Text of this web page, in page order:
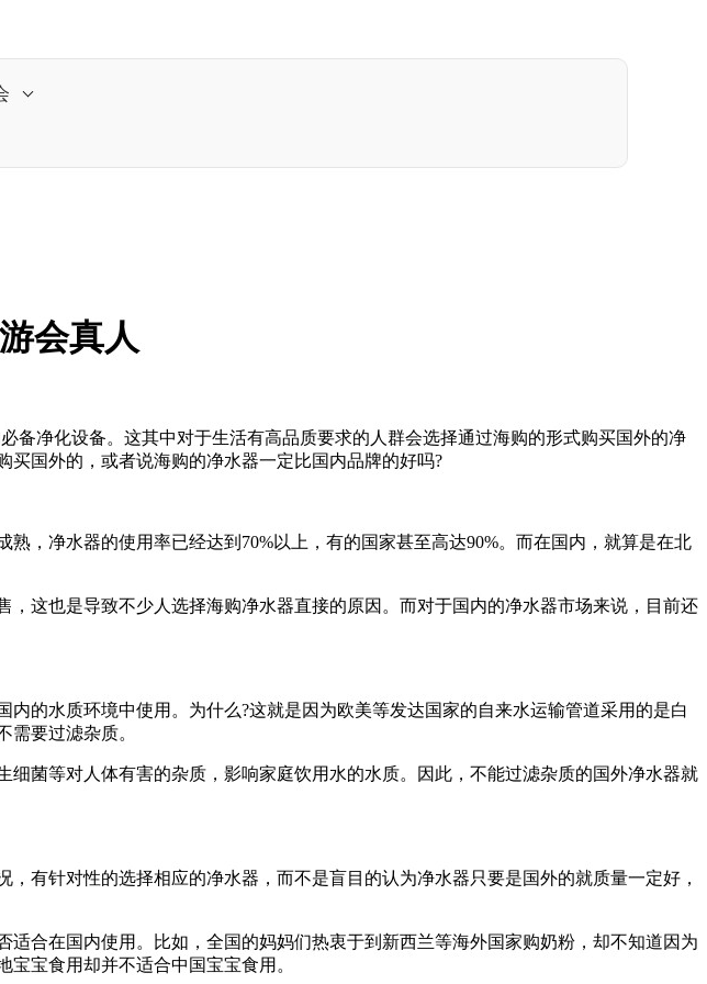
会真人
备净化设备。这其中对于生活有高品质要求的人群会选择通过海购的形式购买国外的净
国外的，或者说海购的净水器一定比国内品牌的好吗?
净水器的使用率已经达到70%以上，有的国家甚至高达90%。而在国内，就算是在北
也是导致不少人选择海购净水器直接的原因。而对于国内的净水器市场来说，目前还
水质环境中使用。为什么?这就是因为欧美等发达国家的自来水运输管道采用的是白
要过滤杂质。
等对人体有害的杂质，影响家庭饮用水的水质。因此，不能过滤杂质的国外净水器就
针对性的选择相应的净水器，而不是盲目的认为净水器只要是国外的就质量一定好，
在国内使用。比如，全国的妈妈们热衷于到新西兰等海外国家购奶粉，却不知道因为
宝食用却并不适合中国宝宝食用。